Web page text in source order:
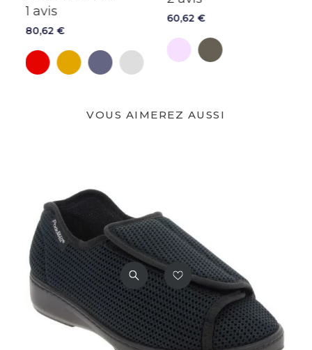
Acier
60,62 €
VOUS AIMEREZ AUSSI